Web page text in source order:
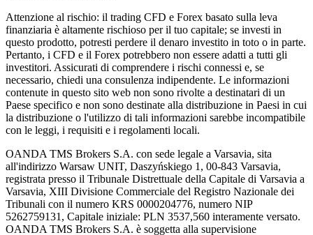
Attenzione al rischio: il trading CFD e Forex basato sulla leva
finanziaria è altamente rischioso per il tuo capitale; se investi in
questo prodotto, potresti perdere il denaro investito in toto o in parte.
Pertanto, i CFD e il Forex potrebbero non essere adatti a tutti gli
investitori. Assicurati di comprendere i rischi connessi e, se
necessario, chiedi una consulenza indipendente. Le informazioni
contenute in questo sito web non sono rivolte a destinatari di un
Paese specifico e non sono destinate alla distribuzione in Paesi in cui
la distribuzione o l'utilizzo di tali informazioni sarebbe incompatibile
con le leggi, i requisiti e i regolamenti locali.
OANDA TMS Brokers S.A. con sede legale a Varsavia, sita
all'indirizzo Warsaw UNIT, Daszyńskiego 1, 00-843 Varsavia,
registrata presso il Tribunale Distrettuale della Capitale di Varsavia a
Varsavia, XIII Divisione Commerciale del Registro Nazionale dei
Tribunali con il numero KRS 0000204776, numero NIP
5262759131, Capitale iniziale: PLN 3537,560 interamente versato.
OANDA TMS Brokers S.A. è soggetta alla supervisione